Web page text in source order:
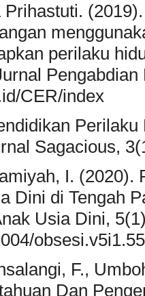
perilaku
CER/index
Sagacious,
I. (2020).
Dini di Tengah
Usia Dini,
F.,
Dan